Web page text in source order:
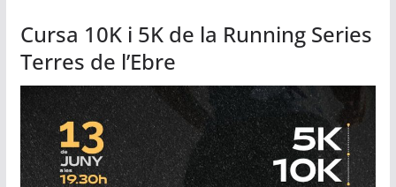
Cursa 10K i 5K de la Running Series
Terres de l’Ebre